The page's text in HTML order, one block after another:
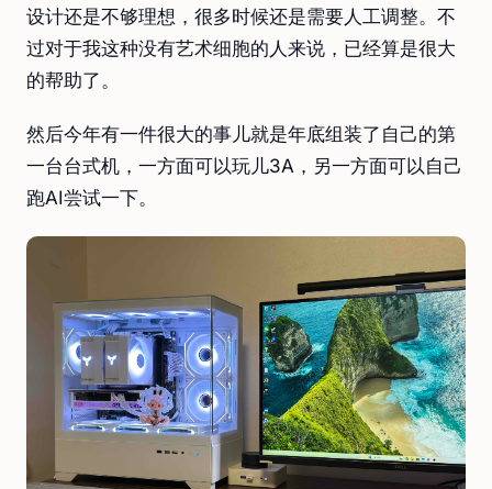
设计还是不够理想，很多时候还是需要人工调整。不
过对于我这种没有艺术细胞的人来说，已经算是很大
的帮助了。
然后今年有一件很大的事儿就是年底组装了自己的第
一台台式机，一方面可以玩儿3A，另一方面可以自己
跑AI尝试一下。